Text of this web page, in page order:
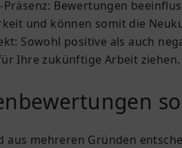
Bewertungen
und können somit die
Sowohl positive als auch
Ihre zukünftige Arbeit ziehen.
aus mehreren Gründen